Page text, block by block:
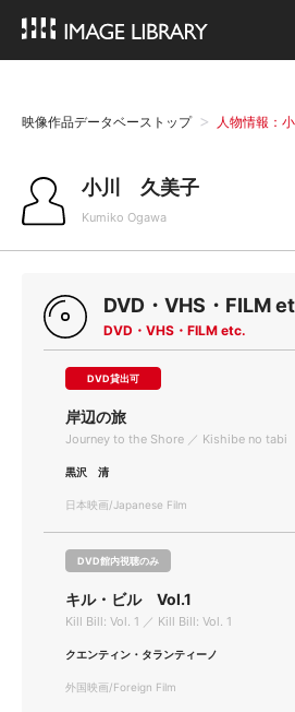
映像作品データベーストップ 人物情報：
小川 久美子
Kumiko Ogawa
DVD・VHS・FILM
DVD・VHS・FILM etc.
DVD貸出可
岸辺の旅
Journey to the Shore ／ Kishibe no tabi
黒沢 清
日本映画/Japanese Film
DVD館内視聴のみ
キル・ビル Vol.1
Kill Bill: Vol. 1 ／ Kill Bill: Vol. 1
クエンティン・タランティーノ
外国映画/Foreign Film